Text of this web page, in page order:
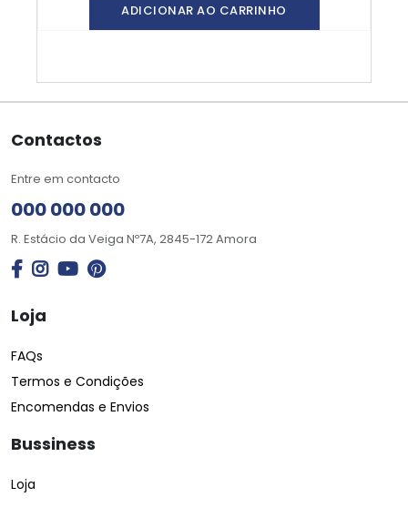
ADICIONAR AO CARRINHO
Contactos
Entre em contacto
000 000 000
R. Estácio da Veiga Nº7A, 2845-172 Amora
Loja
FAQs
Termos e Condições
Encomendas e Envios
Bussiness
Loja